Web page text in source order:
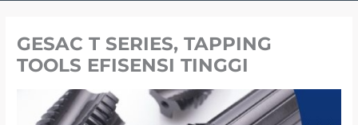
GESAC T SERIES, TAPPING
TOOLS EFISENSI TINGGI